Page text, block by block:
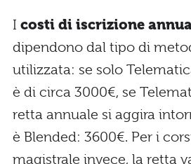
I costi di iscrizione
dipendono dal tipo di
utilizzata: se solo
è di circa 3000€, se
retta annuale si aggira
è Blended: 3600€. Per i
magistrale invece, la retta